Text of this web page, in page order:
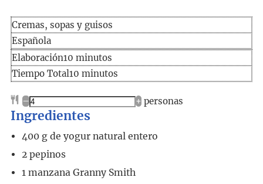
Cremas, sopas y guisos
Española
Elaboración
Elaboración10minutos
minutos
Tiempo
Tiempo Total10minutos
minutos
– + personas
Ingredientes
400 g de yogur natural entero
2 pepinos
1 manzana Granny Smith